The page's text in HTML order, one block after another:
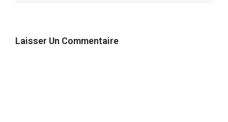
Laisser Un Commentaire